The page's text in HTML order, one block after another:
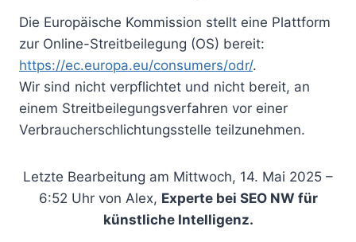
Die Europäische Kommission stellt eine Plattform
zur Online-Streitbeilegung (OS) bereit:
https://ec.europa.eu/consumers/odr/.
Wir sind nicht verpflichtet und nicht bereit, an
einem Streitbeilegungsverfahren vor einer
Verbraucherschlichtungsstelle teilzunehmen.
Letzte Bearbeitung am Mittwoch, 14. Mai 2025 –
6:52 Uhr von Alex, Experte bei SEO NW für
künstliche Intelligenz.